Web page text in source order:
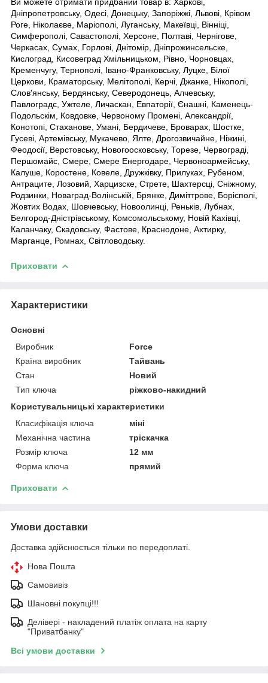
Дніпропетровську, Одесі, Донецьку, Запоріжжі, Львові, Крівом
Роге, Ніколаєве, Маріополі, Луганську, Макеївці, Вінніці,
Симферополі, Савастополі, Херсоне, Полтаві, Чернігове,
Черкасах, Сумах, Горлові, Днітомір, Дніпрожинсельске,
Кислоград, Кисовеград Хмільницьком, Рівно, Чорновцах,
Кременчугу, Тернополі, Івано-Франковську, Луцке, Білої
Церкови, Краматорську, Мелітополі, Керчі, Джанке, Нікополі,
Слов'янську, Бердянську, Северодонець, Алчевську,
Павлоградє, Ужтеле, Личаскан, Евпаторії, Єнашні, Каменець-
Подольскім, Ковдовке, Червоному Промені, Александрії,
Конотопі, Стаханове, Умані, Бердичеве, Броварах, Шостке,
Гусеві, Артемівську, Мукачево, Ялте, Дрогозвичайне, Ніжині,
Феодосії, Верстовську, Новогоосковську, Торезе, Червограді,
Першомайс, Смере, Смере Енергодаре, Червоноармейську,
Калуше, Коростене, Ковеле, Дружківку, Прилуках, Рубеном,
Антраците, Лозовий, Харцизске, Стрете, Шахтерсці, Сніжному,
Родзинки, Новаград-Волінській, Брянке, Диміттрове, Борісполі,
Жовтих Водах, Шовчевську, Новоолинці, Реньків, Лубнах,
Белгород-Дністрівському, Комсомольському, Новій Кахівці,
Каланчаку, Скадовську, Фастове, Краснодоне, Ахтирку,
Марганце, Ромнах, Світловодську.
Приховати
Характеристики
Основні
Виробник
Force
Країна виробник
Тайвань
Стан
Новий
Тип ключа
ріжково-накидний
Користувальницькі характеристики
Класифікація ключа
міні
Механічна частина
тріскачка
Розмір ключа
12 мм
Форма ключа
прямий
Приховати
Умови доставки
Доставка здійснюється тільки по передоплаті.
Нова Пошта
Самовивіз
Шановні покупці!!!
Делівері - накладений платіж оплата на карту
"Приватбанку"
Всі умови доставки